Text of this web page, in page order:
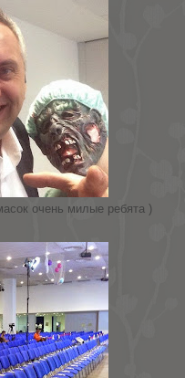
очень милые ребята )